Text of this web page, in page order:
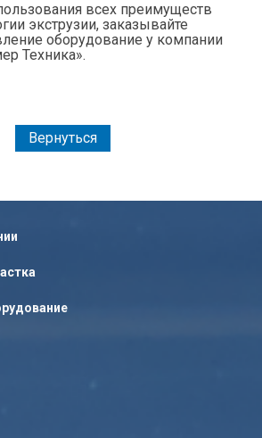
всех преимуществ
экструзии, заказывайте
оборудование у компании
Техника».
Вернуться